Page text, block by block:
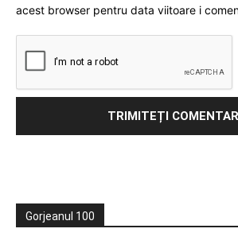
acest browser pentru data viitoare i
Gorjeanul 100